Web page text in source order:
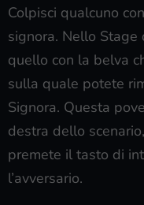
Colpisci qualcuno
signora. Nello Stage
quello con la belva
sulla quale potete
Signora. Questa
destra dello
premete il tasto di
l’avversario.